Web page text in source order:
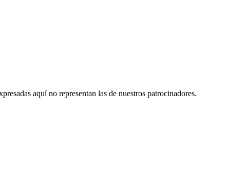
aquí no representan las de nuestros patrocinadores.